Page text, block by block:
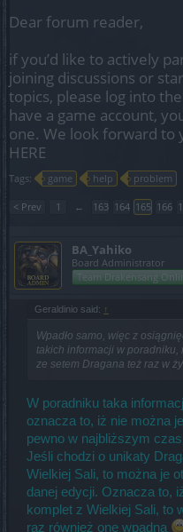
Dear forum reader,
if you’d like to actively
joining discussions or
topics, please log into
have a game account,
one. We look forward to
HERE
Tags: game help problem
< Prev 1 ← 163 164 165 166
BA_Yahiko
Board Administrator
Team Drakensang
Geraldinio said: ↑
Wpadło samo, więc z
takich informacji w poradniku,
ze setem Dragana też raz w
W poradniku taka
oznacza to, iż nie można
pewno w najbliższym
Jeśli chodzi o unikaty
Wielkiej Sali, to można je
danej edycji. Oznacza to,
komplet z Wielkiej Sali, to
raz również one wpadną